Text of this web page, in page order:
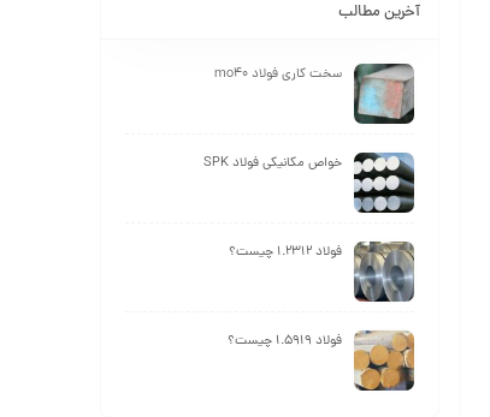
آخرین مطالب
سخت کاری فولاد mo40
خواص مکانیکی فولاد SPK
فولاد 1.2312 چیست؟
فولاد 1.5919 چیست؟